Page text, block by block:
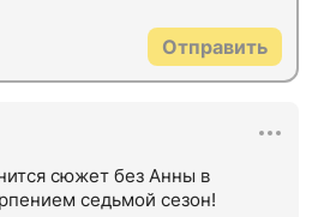
Отправить
сюжет без Анны в
седьмой сезон!